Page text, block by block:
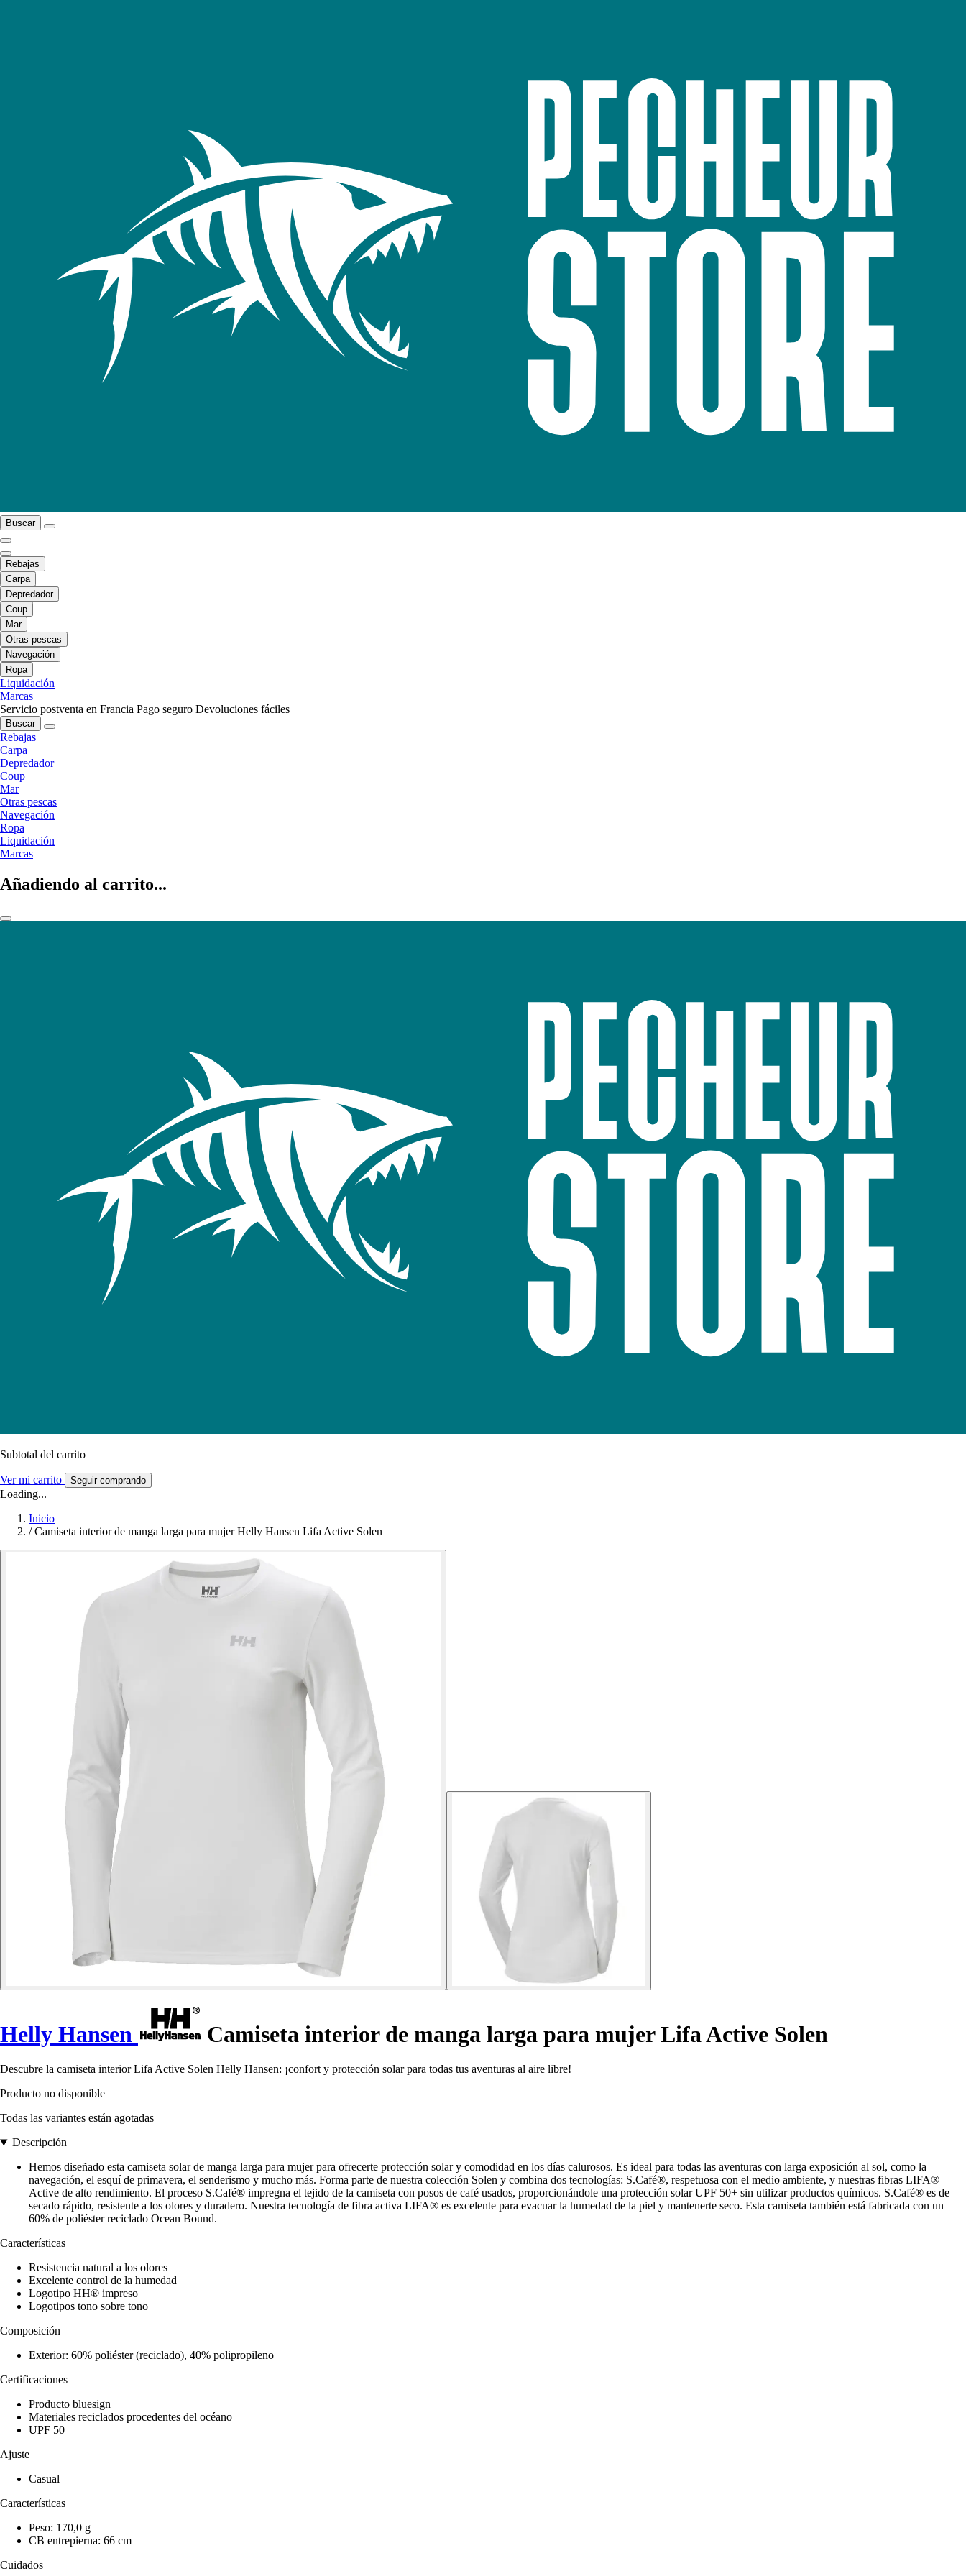
Buscar
Rebajas
Carpa
Depredador
Coup
Mar
Otras pescas
Navegación
Ropa
Liquidación
Marcas
Servicio postventa en Francia Pago seguro Devoluciones fáciles
Buscar
Rebajas
Carpa
Depredador
Coup
Mar
Otras pescas
Navegación
Ropa
Liquidación
Marcas
Añadiendo al carrito...
Subtotal del carrito
Ver mi carrito Seguir comprando
Loading...
Inicio
/ Camiseta interior de manga larga para mujer Helly Hansen Lifa Active Solen
Helly Hansen Camiseta interior de manga larga para mujer Lifa Active Solen
Descubre la camiseta interior Lifa Active Solen Helly Hansen: ¡confort y protección solar para todas tus aventuras al aire libre!
Producto no disponible
Todas las variantes están agotadas
Descripción
Hemos diseñado esta camiseta solar de manga larga para mujer para ofrecerte protección solar y comodidad en los días calurosos. Es ideal para todas las aventuras con larga exposición al sol, como la
navegación, el esquí de primavera, el senderismo y mucho más. Forma parte de nuestra colección Solen y combina dos tecnologías: S.Café®, respetuosa con el medio ambiente, y nuestras fibras LIFA®
Active de alto rendimiento. El proceso S.Café® impregna el tejido de la camiseta con posos de café usados, proporcionándole una protección solar UPF 50+ sin utilizar productos químicos. S.Café® es de
secado rápido, resistente a los olores y duradero. Nuestra tecnología de fibra activa LIFA® es excelente para evacuar la humedad de la piel y mantenerte seco. Esta camiseta también está fabricada con un
60% de poliéster reciclado Ocean Bound.
Características
Resistencia natural a los olores
Excelente control de la humedad
Logotipo HH® impreso
Logotipos tono sobre tono
Composición
Exterior: 60% poliéster (reciclado), 40% polipropileno
Certificaciones
Producto bluesign
Materiales reciclados procedentes del océano
UPF 50
Ajuste
Casual
Características
Peso: 170,0 g
CB entrepierna: 66 cm
Cuidados